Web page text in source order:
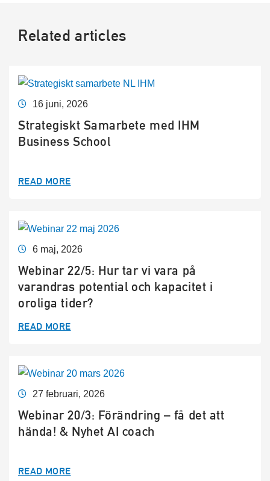
Related articles
16 juni, 2026
Strategiskt Samarbete med IHM
Business School
READ MORE
6 maj, 2026
Webinar 22/5: Hur tar vi vara på
varandras potential och kapacitet i
oroliga tider?
READ MORE
27 februari, 2026
Webinar 20/3: Förändring – få det att
hända! & Nyhet AI coach
READ MORE